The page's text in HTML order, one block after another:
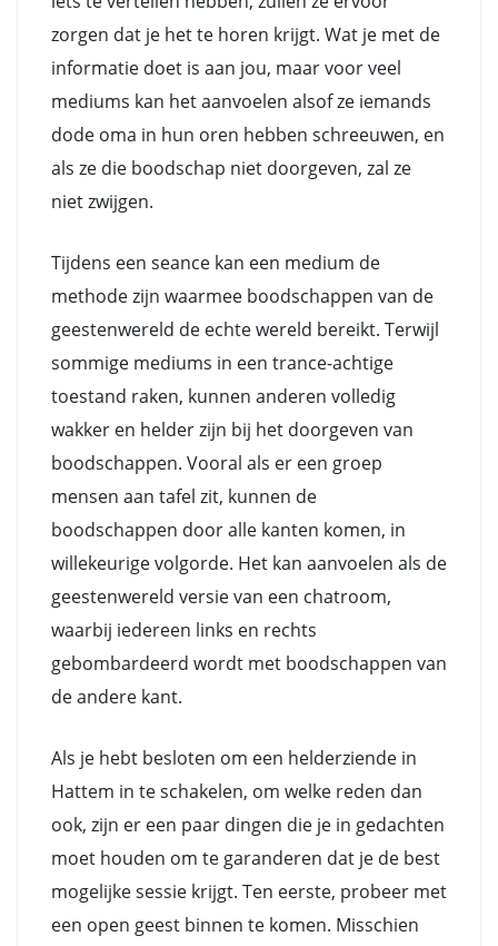
zorgen dat je het te horen krijgt. Wat je met de
informatie doet is aan jou, maar voor veel
mediums kan het aanvoelen alsof ze iemands
dode oma in hun oren hebben schreeuwen, en
als ze die boodschap niet doorgeven, zal ze
niet zwijgen.
Tijdens een seance kan een medium de
methode zijn waarmee boodschappen van de
geestenwereld de echte wereld bereikt. Terwijl
sommige mediums in een trance-achtige
toestand raken, kunnen anderen volledig
wakker en helder zijn bij het doorgeven van
boodschappen. Vooral als er een groep
mensen aan tafel zit, kunnen de
boodschappen door alle kanten komen, in
willekeurige volgorde. Het kan aanvoelen als de
geestenwereld versie van een chatroom,
waarbij iedereen links en rechts
gebombardeerd wordt met boodschappen van
de andere kant.
Als je hebt besloten om een helderziende in
Hattem in te schakelen, om welke reden dan
ook, zijn er een paar dingen die je in gedachten
moet houden om te garanderen dat je de best
mogelijke sessie krijgt. Ten eerste, probeer met
een open geest binnen te komen. Misschien